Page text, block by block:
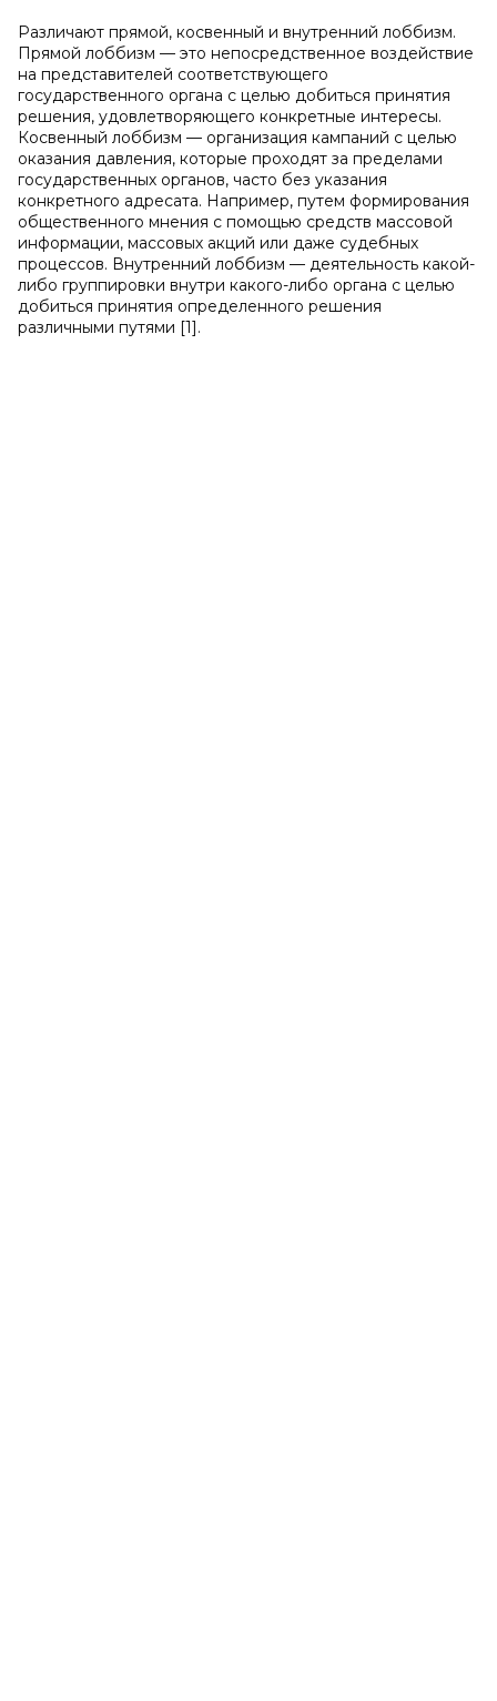
Различают прямой, косвенный и внутренний лоббизм.
Прямой лоббизм — это непосредственное воздействие
на представителей соответствующего
государственного органа с целью добиться принятия
решения, удовлетворяющего конкретные интересы.
Косвенный лоббизм — организация кампаний с целью
оказания давления, которые проходят за пределами
государственных органов, часто без указания
конкретного адресата. Например, путем формирования
общественного мнения с помощью средств массовой
информации, массовых акций или даже судебных
процессов. Внутренний лоббизм — деятельность какой-
либо группировки внутри какого-либо органа с целью
добиться принятия определенного решения
различными путями [1].